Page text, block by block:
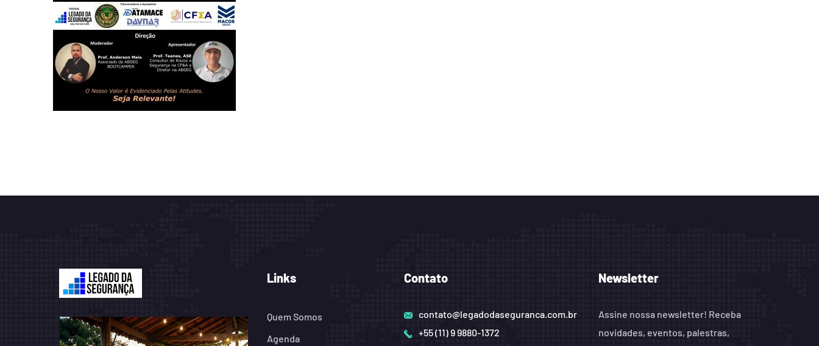
Links
Quem Somos
Agenda
Contato
contato@legadodaseguranca.com.br
+55 (11) 9 9880-1372
Newsletter
Assine nossa newsletter! Receba
novidades, eventos, palestras,